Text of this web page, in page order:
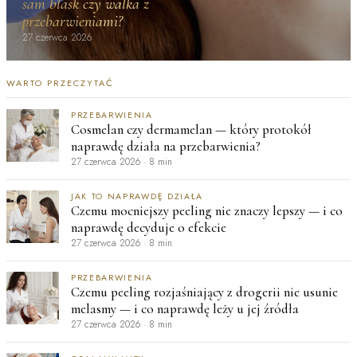
przebarwieniami?
27 czerwca 2026
WARTO PRZECZYTAĆ
PRZEBARWIENIA
Cosmelan czy dermamelan — który protokół
naprawdę działa na przebarwienia?
27 czerwca 2026 · 8 min
JAK TO NAPRAWDĘ DZIAŁA
Czemu mocniejszy peeling nie znaczy lepszy — i co
naprawdę decyduje o efekcie
27 czerwca 2026 · 8 min
PRZEBARWIENIA
Czemu peeling rozjaśniający z drogerii nie usunie
melasmy — i co naprawdę leży u jej źródła
27 czerwca 2026 · 8 min